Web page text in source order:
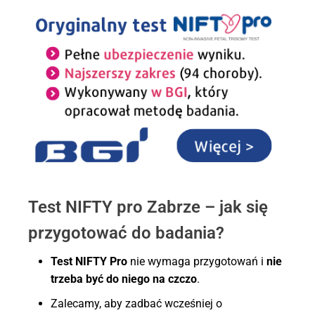
Test NIFTY pro Zabrze – jak się
przygotować do badania?
Test NIFTY Pro nie wymaga przygotowań i nie
trzeba być do niego na czczo.
Zalecamy, aby zadbać wcześniej o